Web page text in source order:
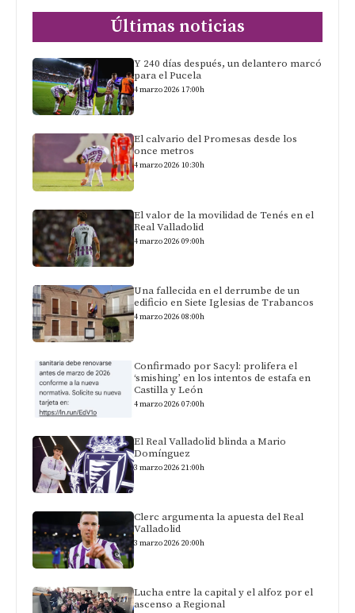
Últimas noticias
Y 240 días después, un delantero marcó
para el Pucela
4 marzo 2026 17:00h
El calvario del Promesas desde los
once metros
4 marzo 2026 10:30h
El valor de la movilidad de Tenés en el
Real Valladolid
4 marzo 2026 09:00h
Una fallecida en el derrumbe de un
edificio en Siete Iglesias de Trabancos
4 marzo 2026 08:00h
Confirmado por Sacyl: prolifera el
‘smishing’ en los intentos de estafa en
Castilla y León
4 marzo 2026 07:00h
El Real Valladolid blinda a Mario
Domínguez
3 marzo 2026 21:00h
Clerc argumenta la apuesta del Real
Valladolid
3 marzo 2026 20:00h
Lucha entre la capital y el alfoz por el
ascenso a Regional